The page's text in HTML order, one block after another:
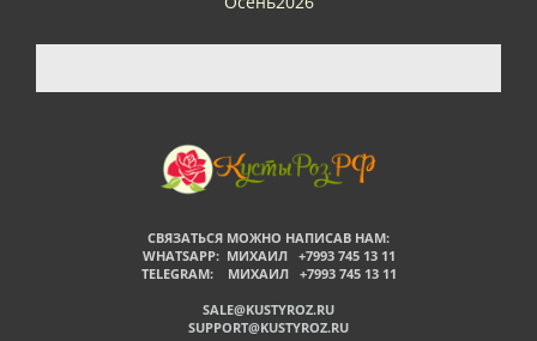
СВЯЗАТЬСЯ МОЖНО НАПИСАВ НАМ:
WHATSAPP: МИХАИЛ +7993 745 13 11
TELEGRAM: МИХАИЛ +7993 745 13 11
SALE@KUSTYROZ.RU
SUPPORT@KUSTYROZ.RU